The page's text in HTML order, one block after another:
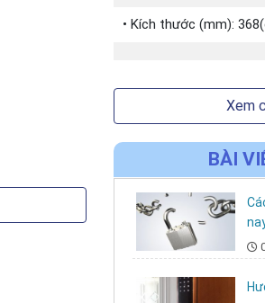
• Kích thước (mm):
Xem
BÀI